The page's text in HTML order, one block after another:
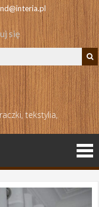
się
tekstylia,